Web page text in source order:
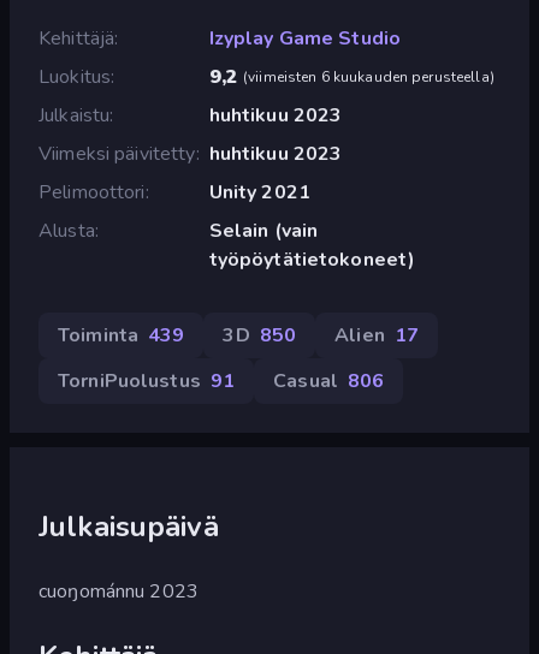
Kehittäjä
Izyplay Game Studio
Luokitus
9,2 (viimeisten 6 kuukauden perusteella)
Julkaistu
huhtikuu 2023
Viimeksi päivitetty huhtikuu 2023
Pelimoottori
Unity 2021
Alusta
Selain (vain
työpöytätietokoneet)
Toiminta 439 3D 850 Alien 17
TorniPuolustus 91 Casual 806
Julkaisupäivä
cuoŋománnu 2023